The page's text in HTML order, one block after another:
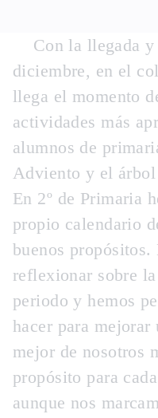
Con la llegada y
diciembre, en el
llega el momento
actividades más
alumnos de
Adviento y el árbol
En 2º de Primaria
propio calendario
buenos propósitos.
reflexionar sobre
periodo y hemos
hacer para
mejor de nosotros
propósito para
aunque nos